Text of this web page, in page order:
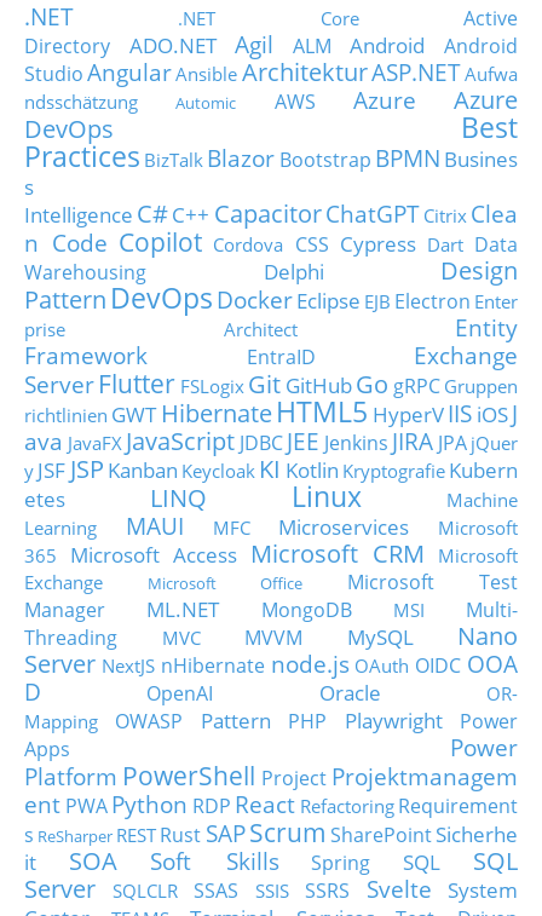
.NET .NET Core
Active
Directory
ADO.NET Agil ALM Android
Android
StudioAngularAnsible ArchitekturASP.NETAufwa
ndsschätzung
Automic AWS Azure
Azure
DevOps
Best
Practices BizTalk Blazor Bootstrap BPMN Busines
s
Intelligence C#C++ CapacitorChatGPT Citrix Clea
n Code Copilot Cordova CSS Cypress Dart Data
Warehousing
Delphi
Design
Pattern DevOps DockerEclipse EJB Electron Enter
prise Architect
Entity
Framework
EntraID
Exchange
Server Flutter FSLogix Git GitHubGo gRPC Gruppen
richtlinien GWT HibernateHTML5 HyperVIIS iOSJ
ava JavaFX JavaScript JDBC JEE Jenkins JIRA JPA jQuer
y JSF JSP Kanban Keycloak KI Kotlin Kryptografie Kubern
etes
LINQ Linux
Machine
Learning
MAUI MFC Microservices
Microsoft
365
Microsoft Access Microsoft CRM
Microsoft
Exchange
Microsoft Office
Microsoft Test
Manager
ML.NET MongoDB MSI
Multi-
Threading
MVC MVVM MySQL
Nano
Server NextJS nHibernate node.js OAuth OIDC OOA
D
OpenAI Oracle
OR-
Mapping
OWASP Pattern PHP Playwright
Power
Apps
Power
Platform PowerShell Project Projektmanagem
ent PWA Python RDP React Refactoring Requirement
s ReSharper RESTRust SAPScrum SharePointSicherhe
it
SOA Soft Skills Spring SQL
SQL
Server
SQLCLR SSAS SSIS SSRS Svelte
System